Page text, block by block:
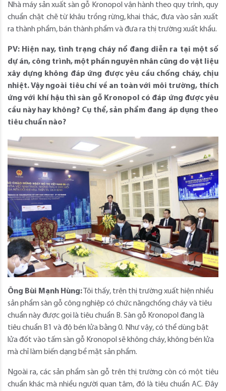
Nhà máy sản xuất sàn gỗ Kronopol vận hành theo quy trình, quy
chuẩn chặt chẽ từ khâu trồng rừng, khai thác, đưa vào sản xuất
ra thành phẩm, bán thành phẩm và đưa ra thị trường xuất khẩu.
PV: Hiện nay, tình trạng cháy nổ đang diễn ra tại một số
dự án, công trình, một phần nguyên nhân cũng do vật liệu
xây dựng không đáp ứng được yêu cầu chống cháy, chịu
nhiệt. Vậy ngoài tiêu chí về an toàn với môi trường, thích
ứng với khí hậu thì sàn gỗ Kronopol có đáp ứng được yêu
cầu này hay không? Cụ thể, sản phẩm đang áp dụng theo
tiêu chuẩn nào?
Ông Bùi Mạnh Hùng: Tôi thấy, trên thị trường xuất hiện nhiều
sản phẩm sàn gỗ công nghiệp có chức năngchống cháy và tiêu
chuẩn này được gọi là tiêu chuẩn B. Sàn gỗ Kronopol đang là
tiêu chuẩn B1 và độ bén lửa bằng 0. Như vậy, có thể dùng bật
lửa đốt vào tấm sàn gỗ Kronopol sẽ không cháy, không bén lửa
mà chỉ làm biến dạng bề mặt sản phẩm.
Ngoài ra, các sản phẩm sàn gỗ trên thị trường còn có một tiêu
chuẩn khác mà nhiều người quan tâm, đó là tiêu chuẩn AC. Đây